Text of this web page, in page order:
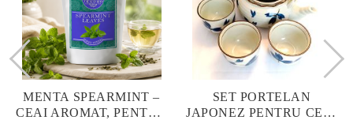
MENTA SPEARMINT –
CEAI AROMAT, PENTRU
SET PORTELAN
JAPONEZ PENTRU CEAI